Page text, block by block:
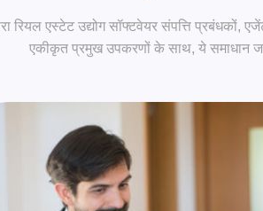
रियल एस्टेट उद्योग सॉफ्टवेयर संपत्ति
एकीकृत प्रमुख उपकरणों के साथ, ये समाधान